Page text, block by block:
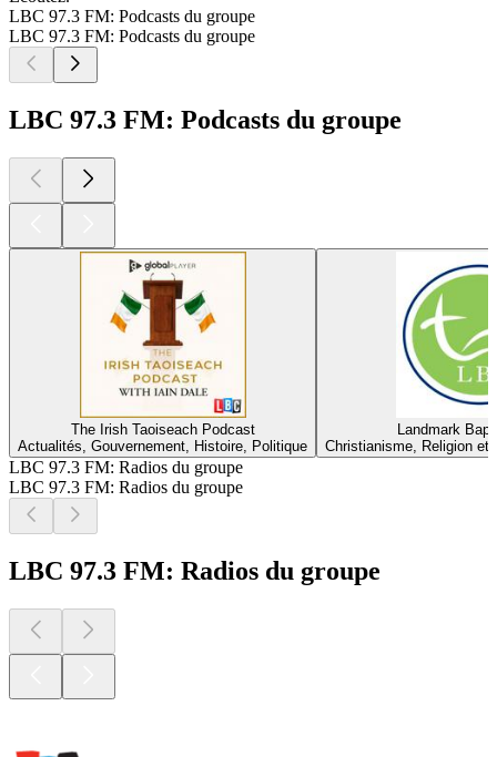
LBC 97.3 FM: Podcasts du groupe
LBC 97.3 FM: Podcasts du groupe
LBC 97.3 FM: Podcasts du groupe
The Irish Taoiseach Podcast
Actualités, Gouvernement, Histoire, Politique
Landmark
Christianisme, Religion et
LBC 97.3 FM: Radios du groupe
LBC 97.3 FM: Radios du groupe
LBC 97.3 FM: Radios du groupe